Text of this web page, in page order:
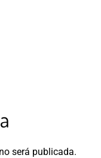
será publicada.